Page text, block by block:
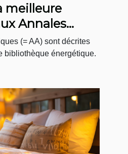
meilleure
Annales
(= AA) sont décrites
bibliothèque énergétique.